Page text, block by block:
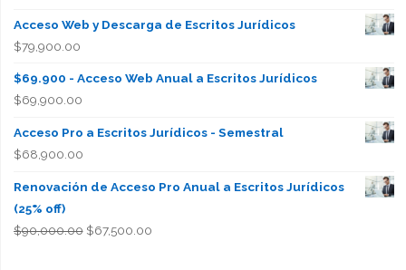
Acceso Web y Descarga de Escritos Jurídicos
$79,900.00
$69.900 - Acceso Web Anual a Escritos Jurídicos
$69,900.00
Acceso Pro a Escritos Jurídicos - Semestral
$68,900.00
Renovación de Acceso Pro Anual a Escritos Jurídicos
(25% off)
$90,000.00 El
$67,500.00El